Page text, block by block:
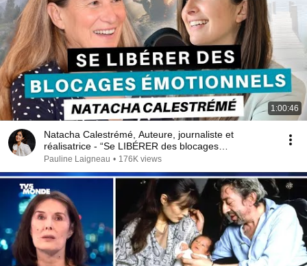
1:00:46
Natacha Calestrémé, Auteure, journaliste et
réalisatrice - “Se LIBÉRER des blocages
ÉMOTIONNELS”
Pauline Laigneau • 176K views